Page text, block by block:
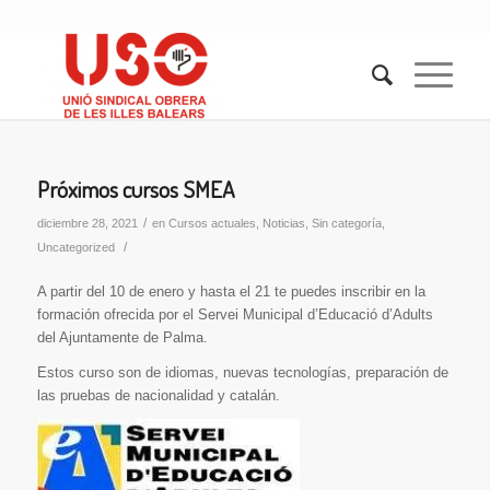
Próximos cursos SMEA
diciembre 28, 2021 / en Cursos actuales Noticias Sin categoría,
Uncategorized
/
A partir del 10 de enero y hasta el 21 te puedes inscribir en la
formación ofrecida por el Servei Municipal d’Educació d’Adults
del Ajuntamente de Palma.
Estos curso son de idiomas, nuevas tecnologías, preparación de
las pruebas de nacionalidad y catalán.